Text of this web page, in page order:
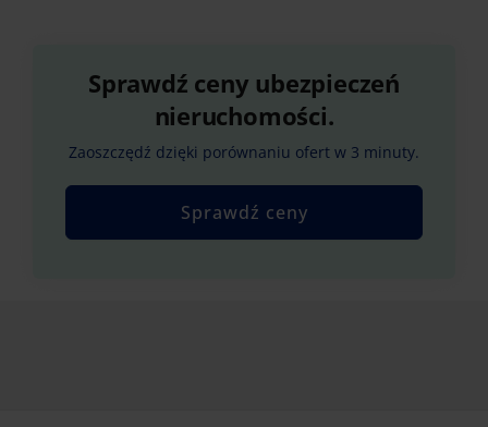
Sprawdź ceny ubezpieczeń
nieruchomości.
Zaoszczędź dzięki porównaniu ofert w 3 minuty.
Sprawdź ceny